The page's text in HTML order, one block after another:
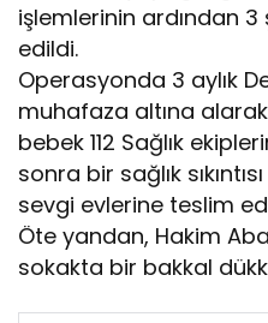
işlemlerinin ardından
edildi.
Operasyonda 3 aylık
muhafaza altına
bebek 112 Sağlık
sonra bir sağlık
sevgi evlerine teslim
Öte yandan, Hakim
sokakta bir bakkal